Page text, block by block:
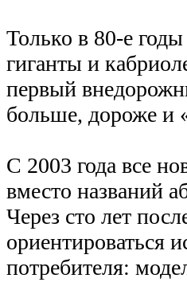
Только в 80-е
гиганты и
первый
больше, дороже и
С 2003 года все
вместо названий
Через сто лет
ориентироваться
потребителя: